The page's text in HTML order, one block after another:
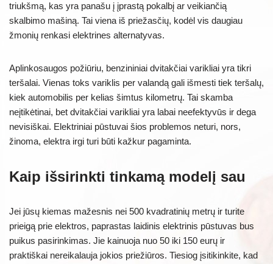
triukšmą, kas yra panašu į įprastą pokalbį ar veikiančią
skalbimo mašiną. Tai viena iš priežasčių, kodėl vis daugiau
žmonių renkasi elektrines alternatyvas.
Aplinkosaugos požiūriu, benzininiai dvitakčiai varikliai yra tikri
teršalai. Vienas toks variklis per valandą gali išmesti tiek teršalų,
kiek automobilis per kelias šimtus kilometrų. Tai skamba
neįtikėtinai, bet dvitakčiai varikliai yra labai neefektyvūs ir dega
nevisiškai. Elektriniai pūstuvai šios problemos neturi, nors,
žinoma, elektra irgi turi būti kažkur pagaminta.
Kaip išsirinkti tinkamą modelį sau
Jei jūsų kiemas mažesnis nei 500 kvadratinių metrų ir turite
prieigą prie elektros, paprastas laidinis elektrinis pūstuvas bus
puikus pasirinkimas. Jie kainuoja nuo 50 iki 150 eurų ir
praktiškai nereikalauja jokios priežiūros. Tiesiog įsitikinkite, kad